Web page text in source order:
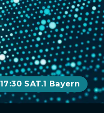
17:30 SAT.1 Bayern